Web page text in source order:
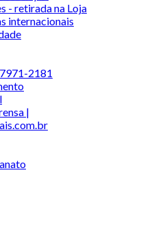
- retirada na Loja
internacionais
2181
|